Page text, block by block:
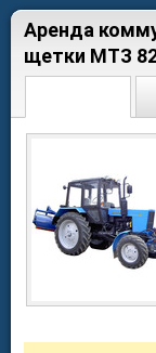
Аренда
щетки МТЗ